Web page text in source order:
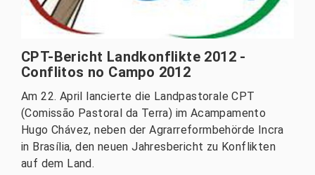
CPT-Bericht Landkonflikte 2012 -
Conflitos no Campo 2012
Am 22. April lancierte die Landpastorale CPT
(Comissão Pastoral da Terra) im Acampamento
Hugo Chávez, neben der Agrarreformbehörde Incra
in Brasília, den neuen Jahresbericht zu Konflikten
auf dem Land.